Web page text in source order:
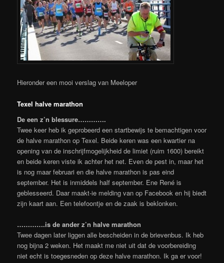
Hieronder een mooi verslag van Meeloper
Texel halve marathon
De een z’n blessure………….
Twee keer heb ik geprobeerd een startbewijs te bemachtigen voor
de halve marathon op Texel. Beide keren was een kwartier na
opening van de inschrijfmogelijkheid de limiet (ruim 1600) bereikt
en beide keren viste ik achter het net. Even de pest in, maar het
is nog maar februari en die halve marathon is pas eind
september. Het is inmiddels half september. Ene René is
geblesseerd. Daar maakt-ie melding van op Facebook en hij biedt
zijn kaart aan. Een telefoontje en de zaak is beklonken.
………….is de ander z’n halve marathon
Twee dagen later liggen alle bescheiden in de brievenbus. Ik heb
nog bijna 2 weken. Het maakt me niet uit dat de voorbereiding
niet echt is toegesneden op deze halve marathon. Ik ga er voor!